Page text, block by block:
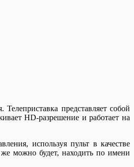
представляет собой
HD-разрешение и работает на
используя пульт в качестве
же можно будет, находить по имени